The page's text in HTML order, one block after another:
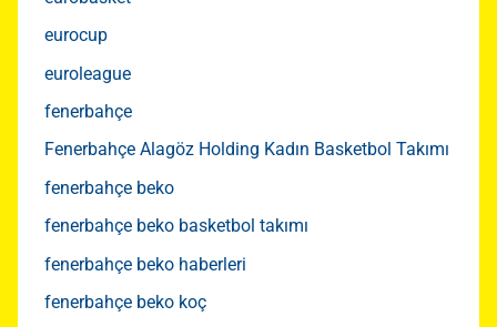
eurocup
euroleague
fenerbahçe
Fenerbahçe Alagöz Holding Kadın Basketbol Takımı
fenerbahçe beko
fenerbahçe beko basketbol takımı
fenerbahçe beko haberleri
fenerbahçe beko koç